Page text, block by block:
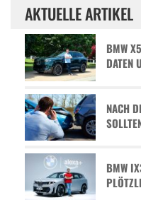
AKTUELLE ARTIKEL
BMW
ATEN
NACH
BMW